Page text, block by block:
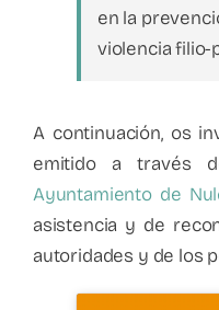
en la
violencia filio-
A continuación, os
emitido a través
Ayuntamiento de
asistencia y de
autoridades y de los